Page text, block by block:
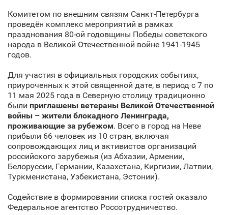
Комитетом по внешним связям Санкт‑Петербурга
проведён комплекс мероприятий в рамках
празднования 80-ой годовщины Победы советского
народа в Великой Отечественной войне 1941-1945
годов.
Для участия в официальных городских событиях,
приуроченных к этой священной дате, в период с 7 по
11 мая 2025 года в Северную столицу традиционно
были приглашены ветераны Великой Отечественной
войны – жители блокадного Ленинграда,
проживающие за рубежом. Всего в город на Неве
прибыли 66 человек из 10 стран, включая
сопровождающих лиц и активистов организаций
российского зарубежья (из Абхазии, Армении,
Белоруссии, Германии, Казахстана, Киргизии, Латвии,
Туркменистана, Узбекистана, Эстонии).
Содействие в формировании списка гостей оказало
Федеральное агентство Россотрудничество.